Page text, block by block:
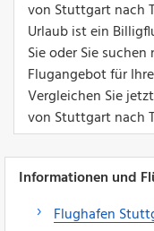
von Stuttgart nach
Urlaub ist ein
Sie oder Sie
Flugangebot für
Vergleichen Sie
von Stuttgart nach
Informationen und
Flughafen